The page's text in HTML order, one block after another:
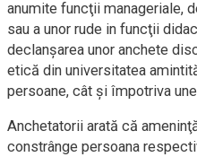
anumite funcţii manageriale,
sau a unor rude in funcţii
declanşarea unor anchete
etică din universitatea
persoane, cât şi împotriva
Anchetatorii arată că
constrânge persoana